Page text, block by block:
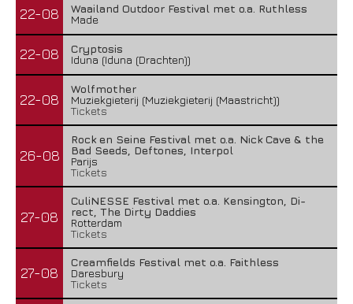
22-08
Waailand Outdoor Festival met o.a. Ruthless
Made
22-08
Cryptosis
Iduna (Iduna (Drachten))
22-08
Wolfmother
Muziekgieterij (Muziekgieterij (Maastricht))
Tickets
26-08
Rock en Seine Festival met o.a. Nick Cave & the
Bad Seeds, Deftones, Interpol
Parijs
Tickets
27-08
CuliNESSE Festival met o.a. Kensington, Di-
rect, The Dirty Daddies
Rotterdam
Tickets
27-08
Creamfields Festival met o.a. Faithless
Daresbury
Tickets